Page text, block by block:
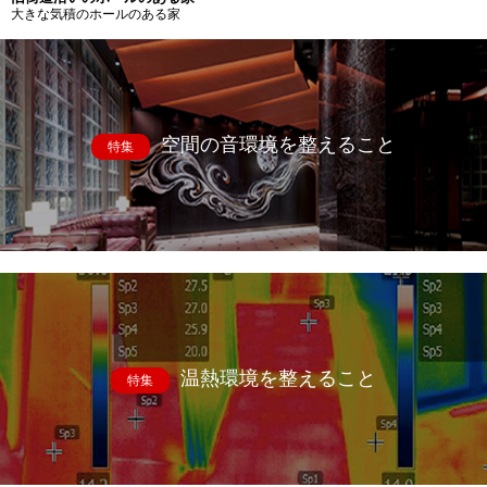
大きな気積のホールのある家
特集 空間の音環境を整えること
特集 温熱環境を整えること